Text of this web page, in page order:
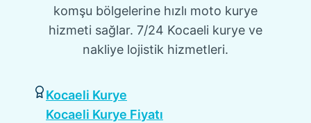
komşu bölgelerine hızlı moto kurye
hizmeti sağlar. 7/24 Kocaeli kurye ve
nakliye lojistik hizmetleri.
Kocaeli Kurye
Kocaeli Kurye Fiyatı